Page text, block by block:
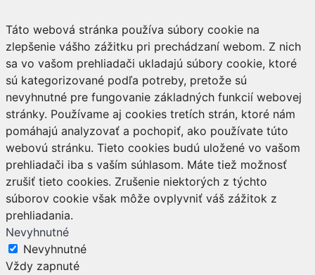
Táto webová stránka používa súbory cookie na
zlepšenie vášho zážitku pri prechádzaní webom. Z nich
sa vo vašom prehliadači ukladajú súbory cookie, ktoré
sú kategorizované podľa potreby, pretože sú
nevyhnutné pre fungovanie základných funkcií webovej
stránky. Používame aj cookies tretích strán, ktoré nám
pomáhajú analyzovať a pochopiť, ako používate túto
webovú stránku. Tieto cookies budú uložené vo vašom
prehliadači iba s vaším súhlasom. Máte tiež možnosť
zrušiť tieto cookies. Zrušenie niektorých z týchto
súborov cookie však môže ovplyvniť váš zážitok z
prehliadania.
Nevyhnutné
Nevyhnutné
Vždy zapnuté